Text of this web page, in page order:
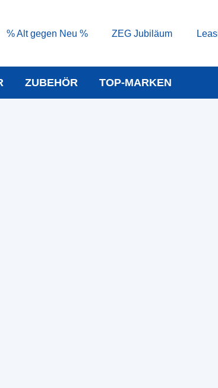
% Alt gegen Neu % ZEG Jubiläum
ZUBEHÖR TOP-MARKEN